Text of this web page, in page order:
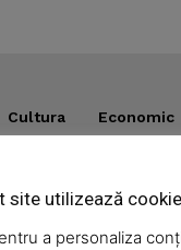
Cultura Economic
site utilizează
a personaliza